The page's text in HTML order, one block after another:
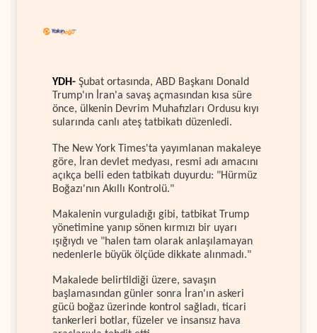
YDH- Şubat ortasında, ABD Başkanı Donald
Trump'ın İran'a savaş açmasından kısa süre
önce, ülkenin Devrim Muhafızları Ordusu kıyı
sularında canlı ateş tatbikatı düzenledi.
The New York Times'ta yayımlanan makaleye
göre, İran devlet medyası, resmi adı amacını
açıkça belli eden tatbikatı duyurdu: "Hürmüz
Boğazı'nın Akıllı Kontrolü."
Makalenin vurguladığı gibi, tatbikat Trump
yönetimine yanıp sönen kırmızı bir uyarı
ışığıydı ve "halen tam olarak anlaşılamayan
nedenlerle büyük ölçüde dikkate alınmadı."
Makalede belirtildiği üzere, savaşın
başlamasından günler sonra İran'ın askeri
gücü boğaz üzerinde kontrol sağladı, ticari
tankerleri botlar, füzeler ve insansız hava